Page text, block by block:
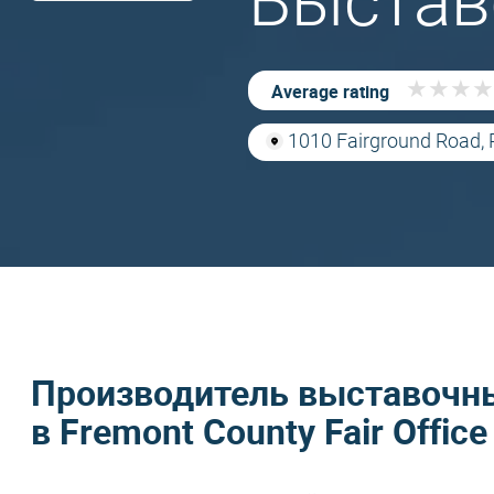
Average rating ★ ★ ★ ★
★ ★ ★ ★
1010 Fairground Road,
Производитель
в Fremont County Fair Office